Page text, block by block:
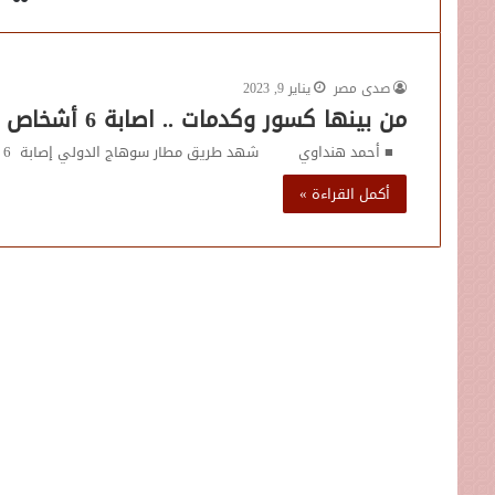
صدى مصر يناير 9, 2023
من بينها كسور وكدمات .. اصابة 6 أشخاص في حادث انقلاب سيارة ميكروباص بسوهاج
■ أحمد هنداوي شهد طريق مطار سوهاج الدولي إصابة 6 أشخاص بإصابات متفرقة بالجسم، من بينها…
أكمل القراءة »